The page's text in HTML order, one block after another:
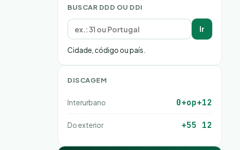
BUSCAR DDD OU DDI
Ir
Cidade, código ou país.
DISCAGEM
Interurbano 0+op+12
Do exterior +55 12